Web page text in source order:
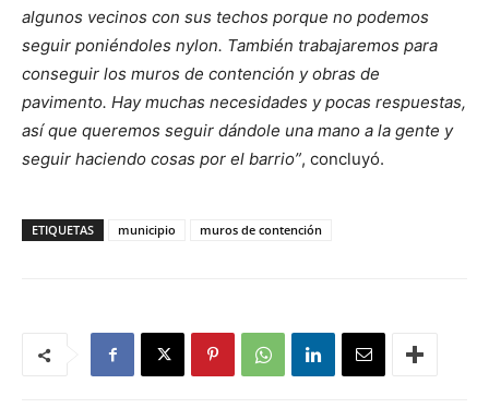
algunos vecinos con sus techos porque no podemos
seguir poniéndoles nylon. También trabajaremos para
conseguir los muros de contención y obras de
pavimento. Hay muchas necesidades y pocas respuestas,
así que queremos seguir dándole una mano a la gente y
seguir haciendo cosas por el barrio”, concluyó.
ETIQUETAS municipio muros de contención